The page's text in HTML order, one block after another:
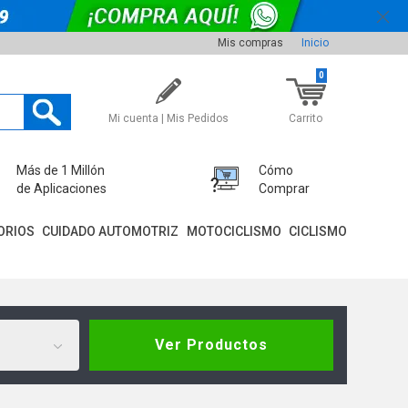
Mis compras Inicio
Mi cuenta | Mis Pedidos Carrito
0
Más de 1 Millón
de Aplicaciones
Cómo
Comprar
CUIDADO AUTOMOTRIZ MOTOCICLISMO CICLISMO
Ver Productos